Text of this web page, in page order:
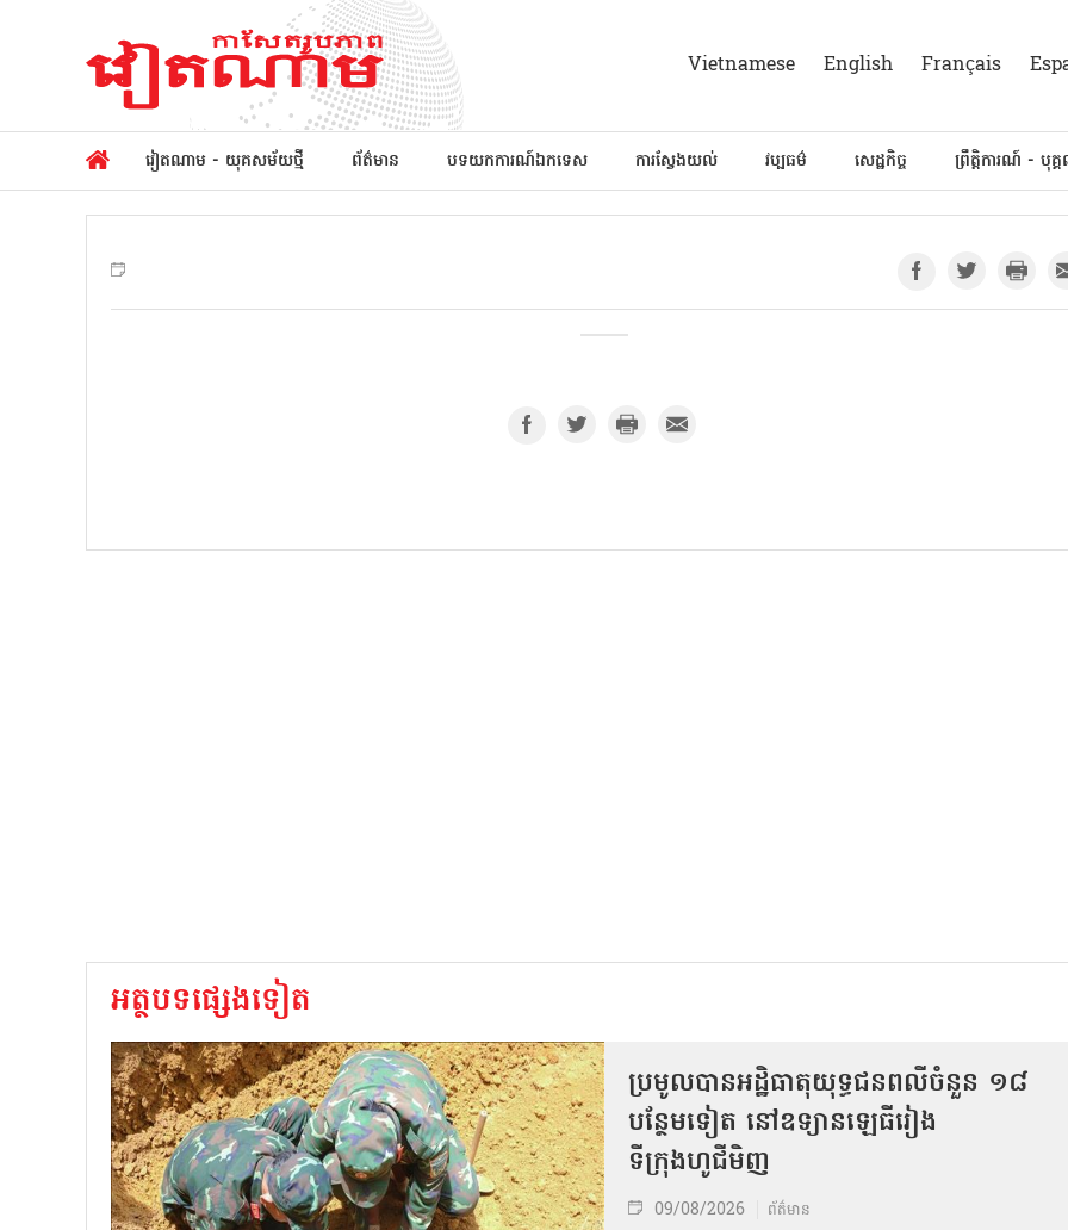
Vietnamese English Français
វៀតណាម - យុគសម័យថ្មី ព័ត៌មាន បទយកការណ៍ឯកទេស ការស្វែងយល់ វប្បធម៌ សេដ្ឋកិច្ច ព្រឹត្តិការណ៍ - បុគ្
អត្ថបទផ្សេងទៀត
ប្រមូលបានអដ្ឋិធាតុយុទ្ធជនពលីចំនួន ១៨
បន្ថែមទៀត នៅឧទ្យានឡេធីរៀង
ទីក្រុងហូជីមិញ
09/08/2026 ព័ត៌មាន